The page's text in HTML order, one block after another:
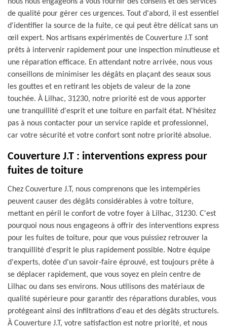
de qualité pour gérer ces urgences. Tout d'abord, il est essentiel
d'identifier la source de la fuite, ce qui peut être délicat sans un
œil expert. Nos artisans expérimentés de Couverture J.T sont
prêts à intervenir rapidement pour une inspection minutieuse et
une réparation efficace. En attendant notre arrivée, nous vous
conseillons de minimiser les dégâts en plaçant des seaux sous
les gouttes et en retirant les objets de valeur de la zone
touchée. À Lilhac, 31230, notre priorité est de vous apporter
une tranquillité d'esprit et une toiture en parfait état. N'hésitez
pas à nous contacter pour un service rapide et professionnel,
car votre sécurité et votre confort sont notre priorité absolue.
Couverture J.T : interventions express pour
fuites de toiture
Chez Couverture J.T, nous comprenons que les intempéries
peuvent causer des dégâts considérables à votre toiture,
mettant en péril le confort de votre foyer à Lilhac, 31230. C'est
pourquoi nous nous engageons à offrir des interventions express
pour les fuites de toiture, pour que vous puissiez retrouver la
tranquillité d'esprit le plus rapidement possible. Notre équipe
d'experts, dotée d'un savoir-faire éprouvé, est toujours prête à
se déplacer rapidement, que vous soyez en plein centre de
Lilhac ou dans ses environs. Nous utilisons des matériaux de
qualité supérieure pour garantir des réparations durables, vous
protégeant ainsi des infiltrations d'eau et des dégâts structurels.
À Couverture J.T, votre satisfaction est notre priorité, et nous